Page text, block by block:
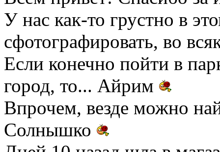
У нас как-то грустно в
сфотографировать, во
Если конечно пойти в
город, то... Айрим
Впрочем, везде можно
Солнышко